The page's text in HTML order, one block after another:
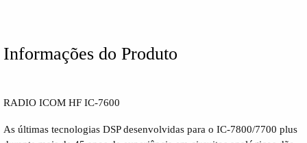
Informações do Produto
RADIO ICOM HF IC-7600
As últimas tecnologias DSP desenvolvidas para o IC-7800/7700 plus